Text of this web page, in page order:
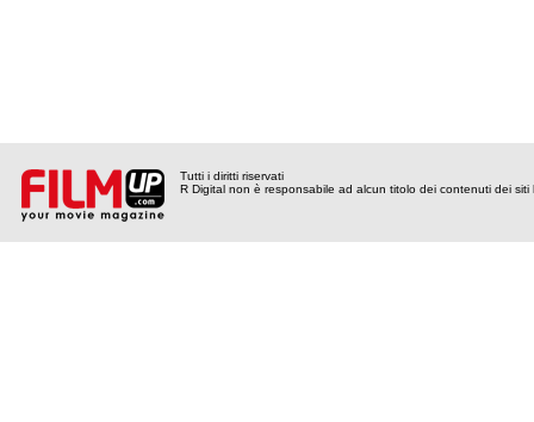
Tutti i diritti riservati
R Digital non è responsabile ad alcun titolo dei contenuti dei siti